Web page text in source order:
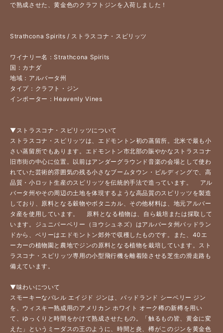
で熟成させた、黄金色のクラフトジンを入荷しました！
Strathcona Spirits / ストラスコナ・スピリッツ
ワイナリー名：Strathcona Spirits
国：カナダ
地域：アルバータ州
タイプ：クラフト・ジン
インポーター：Heavenly Vines
▼ストラスコナ・スピリッツについて
ストラスコナ・スピリッツは、エドモントン初の蒸留所。北米で最も小
さい蒸留所でもあります。エドモントン市北部の賑やかなストラスコナ
旧市街の中心に位置。以前はアンダーグラウンド音楽の会場として使わ
れていた芸術的雰囲気の残る小さなブームタウン・ビルディングで、高
品質・小ロット生産のスピリッツを伝統的手法で造っています。 アル
バータ州やその周辺の土地を体現するような高品質のスピリッツを製造
しており、原料となる穀物やボタニカル、その他材料は、地元アルバー
タ産を使用しています。 原料となる植物は、自ら栽培または採取して
います。ジュニパーベリー（ヨウシュネズ）はアルバータ州バッドラン
ドから、ベリーはエドモントン郊外で収穫したものです。また、40エ
ーカーの植物園と農地でジンの原料となる植物を栽培しています。スト
ラスコナ・スピリッツ専用の小型飛行機を離着陸させる芝生の滑走路も
備えています。
▼味わいについて
スモーキーなバレル エイジド ジンは、バッドランド シーベリー ジン
を、ウィスキー熟成用のアメリカン ホワイト オーク樽の新樽を用い
て、ゆっくりと時間をかけて熟成させたもの。「触るもの皆、黄金に変
えた」というミーダスの王のように、時間と炎、樽がこのジンを黄金色